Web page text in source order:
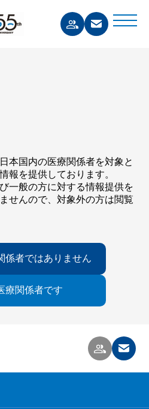
本国内の医療関係者を対象と
報を提供しております。
一般の方に対する情報提供を
せんので、対象外の方は閲覧
係者ではありません
療関係者です